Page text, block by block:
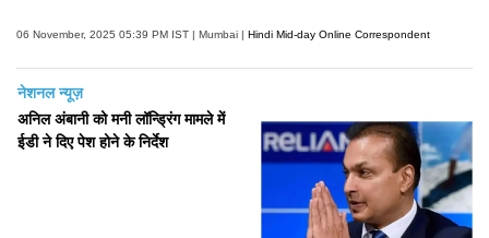
06 November, 2025 05:39 PM IST | Mumbai | Hindi Mid-day Online Correspondent
नेशनल न्यूज़
अनिल अंबानी को मनी लॉन्ड्रिंग मामले में
ईडी ने दिए पेश होने के निर्देश